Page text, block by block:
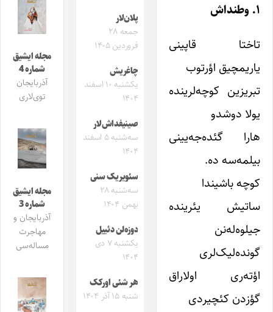
۱. وطنداش
تاختا قاپینی
یاریمچیق اؤرتوب
تبریزین کوچه‌لرینده
یولا دوشدو
هارا گئده‌جه‌یینی
بیلمه‌سه ده.
کوچه باشیندا
ساتیش یئرینده
جیلوه‌له‌نن
گونده‌لیک‌لری
اؤته‌ری اولاراق
گؤزدن کئچیردی
پلان‌لار
جمعه ۲۸
فروردین ۱۴۰۵
چاغریش
یکشنبه ۱۰ اسفند
۱۴۰۴
صینیفداش‌لار
سه‌شنبه ۵ اسفند
۱۴۰۴
سئویریک سنی
سه‌شنبه ۲۸
بهمن ۱۴۰۴
دوزه‌لن دئییل
یکشنبه ۷ دی
۱۴۰۴
هر شئی اورکک
شنبه ۱۵ آذر ۱۴۰۴
مجله ایشیق
شماره 4
آذربایجان
توی‌لاری
مجله ایشیق
شماره 3
آذربایجان و
مهاجرت
مساله‌سی